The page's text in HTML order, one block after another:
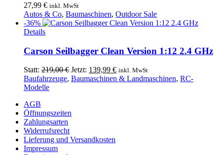
27,99 € inkl. MwSt
Autos & Co, Baumaschinen, Outdoor Sale
-36%
Details
Carson Seilbagger Clean Version 1:12 2.4 GHz
Statt: 219,00€ Ursprünglicher
Preis
Jetzt: 139,99 €Aktueller
Preis
inkl. MwSt
Baufahrzeuge, Baumaschinen & Landmaschinen, RC-
Modelle
AGB
Öffnungszeiten
Zahlungsarten
Widerrufsrecht
Lieferung und Versandkosten
Impressum